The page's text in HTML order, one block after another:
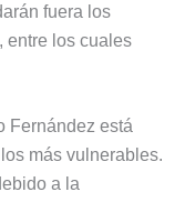
fuera los
entre los cuales
Fernández está
más vulnerables.
a la